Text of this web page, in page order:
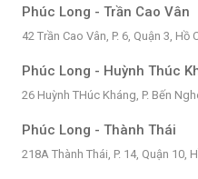
Phúc Long - Trần Cao Vân
42 Trần Cao Vân, P. 6, Quận 3, Hồ
Phúc Long - Huỳnh Thúc
26 Huỳnh THúc Kháng, P. Bến
Phúc Long - Thành Thái
218A Thành Thái, P. 14, Quận 10,